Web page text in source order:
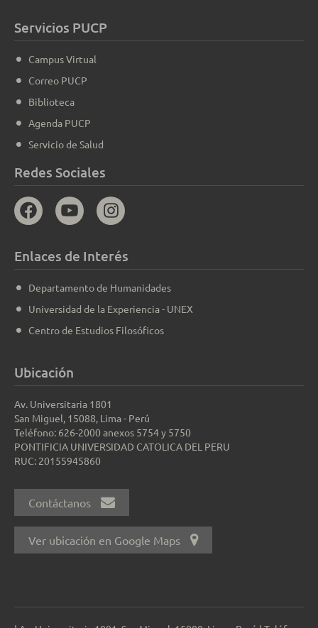
Servicios PUCP
Campus Virtual
Correo PUCP
Biblioteca
Agenda PUCP
Servicio de Salud
Redes Sociales
Enlaces de Interés
Departamento de Humanidades
Universidad de la Experiencia - UNEX
Centro de Estudios Filosóficos
Ubicación
Av. Universitaria 1801
San Miguel, 15088, Lima - Perú
Teléfono: 626-2000 anexos 5754 y 5750
PONTIFICIA UNIVERSIDAD CATOLICA DEL PERU
RUC: 20155945860
Contáctanos
Ver ubicación en Google Maps